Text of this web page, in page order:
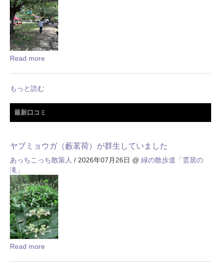
Read more
もっと読む
最新口コミ
ヤブミョウガ（藪茗荷）が群生していました
あっちこっち散策人 / 2026年07月26日 @ 緑の散歩道「雲居の
滝」
Read more